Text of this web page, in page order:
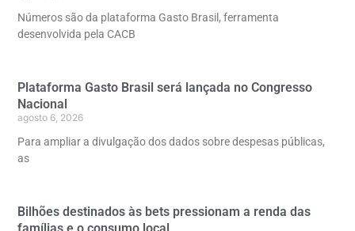
Números são da plataforma Gasto Brasil, ferramenta
desenvolvida pela CACB
Plataforma Gasto Brasil será lançada no Congresso
Nacional
agosto 6, 2026
Para ampliar a divulgação dos dados sobre despesas públicas,
as
Bilhões destinados às bets pressionam a renda das